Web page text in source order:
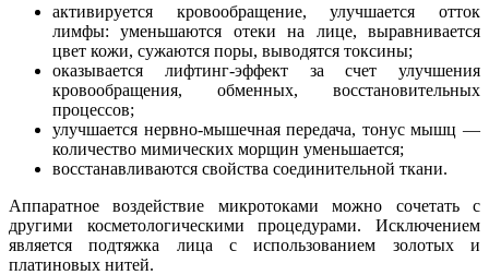
активируется кровообращение, улучшается отток
лимфы: уменьшаются отеки на лице, выравнивается
цвет кожи, сужаются поры, выводятся токсины;
оказывается лифтинг-эффект за счет улучшения
кровообращения, обменных, восстановительных
процессов;
улучшается нервно-мышечная передача, тонус мышц —
количество мимических морщин уменьшается;
восстанавливаются свойства соединительной ткани.
Аппаратное воздействие микротоками можно сочетать с
другими косметологическими процедурами. Исключением
является подтяжка лица с использованием золотых и
платиновых нитей.